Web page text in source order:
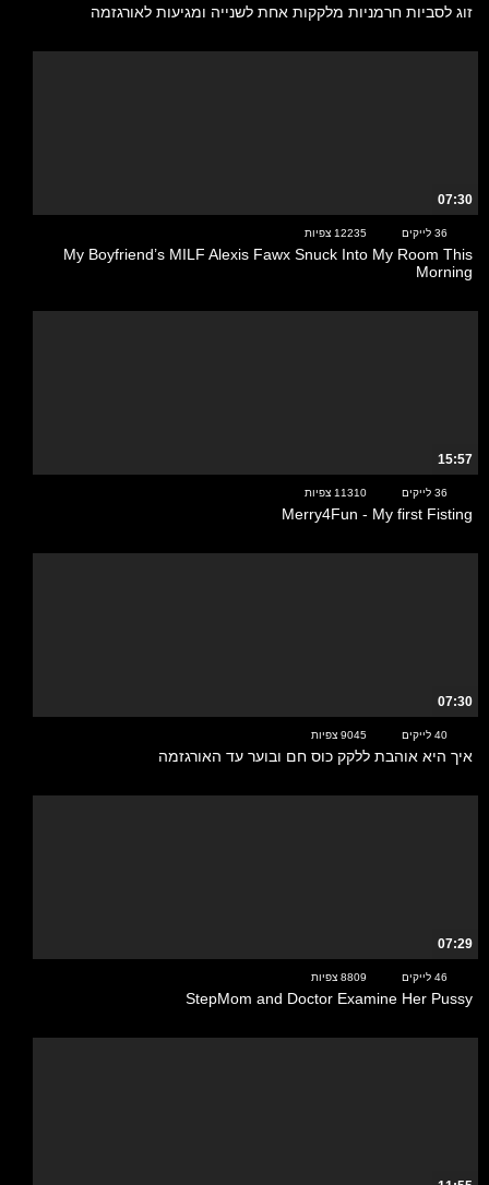
זוג לסביות חרמניות מלקקות אחת לשנייה ומגיעות לאורגזמה
07:30
36 לייקים 12235 צפיות
My Boyfriend’s MILF Alexis Fawx Snuck Into My Room This
Morning
15:57
36 לייקים 11310 צפיות
Merry4Fun - My first Fisting
07:30
40 לייקים 9045 צפיות
איך היא אוהבת ללקק כוס חם ובוער עד האורגזמה
07:29
46 לייקים 8809 צפיות
StepMom and Doctor Examine Her Pussy